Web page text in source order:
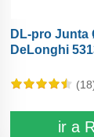
DL-pro Junta
DeLonghi
ir a